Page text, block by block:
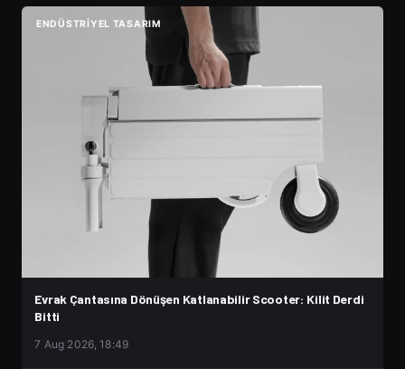
ENDÜSTRIYEL TASARIM
Evrak Çantasına Dönüşen Katlanabilir Scooter: Kilit Derdi
Bitti
7 Aug 2026, 18:49